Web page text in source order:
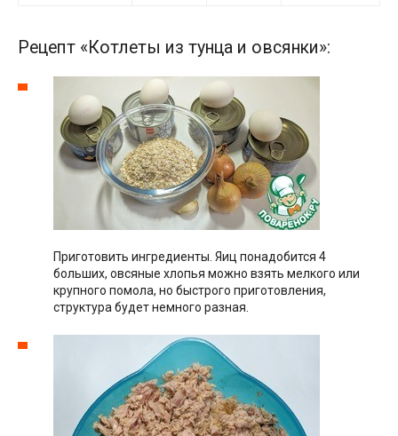
Рецепт «Котлеты из тунца и овсянки»:
Приготовить ингредиенты. Яиц понадобится 4
больших, овсяные хлопья можно взять мелкого или
крупного помола, но быстрого приготовления,
структура будет немного разная.